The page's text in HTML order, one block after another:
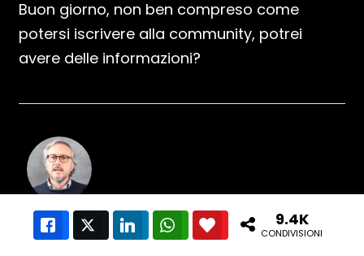
Buon giorno, non ben compreso come
potersi iscrivere alla community, potrei
avere delle informazioni?
Stefano Mastria REPLY
Like Twitter LinkedInWhatsAppLove This9.4K
CONDIVISIONI